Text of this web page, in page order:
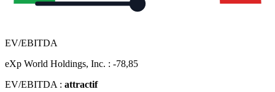
EV/EBITDA
eXp World Holdings, Inc. : -78,85
EV/EBITDA : attractif